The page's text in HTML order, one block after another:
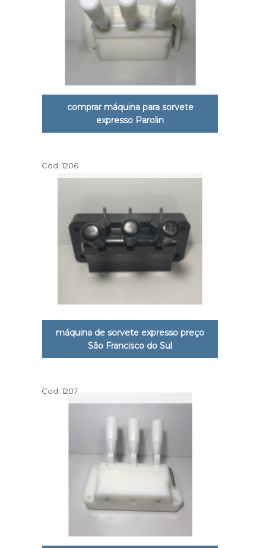
comprar máquina para sorvete
expresso Parolin
Cod.:1206
máquina de sorvete expresso preço
São Francisco do Sul
Cod.:1207